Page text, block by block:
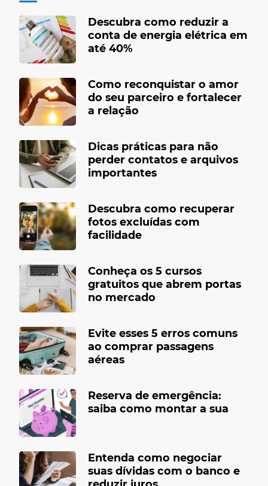
Descubra como reduzir a
conta de energia elétrica em
até 40%
Como reconquistar o amor
do seu parceiro e fortalecer
a relação
Dicas práticas para não
perder contatos e arquivos
importantes
Descubra como recuperar
fotos excluídas com
facilidade
Conheça os 5 cursos
gratuitos que abrem portas
no mercado
Evite esses 5 erros comuns
ao comprar passagens
aéreas
Reserva de emergência:
saiba como montar a sua
Entenda como negociar
suas dívidas com o banco e